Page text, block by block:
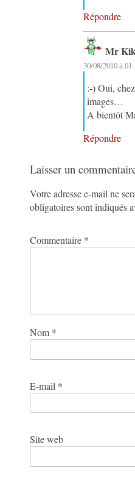
Répondre
Mr
30/08/2010 à
:-) Oui,
images…
A bientôt
Répondre
Laisser un
Votre adresse e-mail ne
obligatoires sont indiqués
Commentaire *
Nom *
E-mail *
Site web